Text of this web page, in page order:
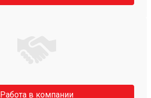
Работа в компании